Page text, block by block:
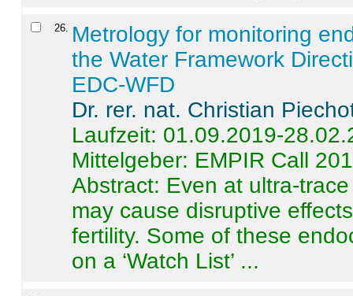
26. Metrology for monitoring
the Water Framework
EDC-WFD
Dr. rer. nat. Christian
Laufzeit: 01.09.2019-
Mittelgeber: EMPIR Call
Abstract: Even at ultra-
may cause disruptive
fertility. Some of these
on a ‘Watch List’ ...